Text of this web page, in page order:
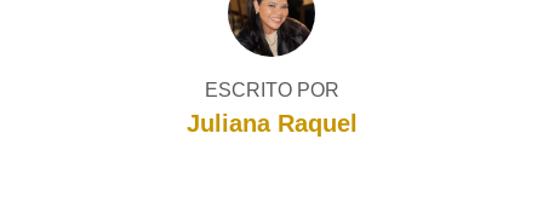
ESCRITO POR
Juliana Raquel